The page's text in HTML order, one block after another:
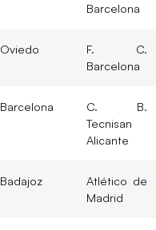
Barcelona
Oviedo
F. C.
Barcelona
Barcelona
C. B.
Tecnisan
Alicante
Badajoz
Atlético de
Madrid